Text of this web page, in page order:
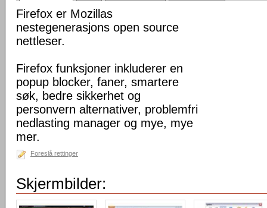
Firefox er Mozillas
nestegenerasjons open source
nettleser.
Firefox funksjoner inkluderer en
popup blocker, faner, smartere
søk, bedre sikkerhet og
personvern alternativer, problemfri
nedlasting manager og mye, mye
mer.
Foreslå rettinger
Skjermbilder: